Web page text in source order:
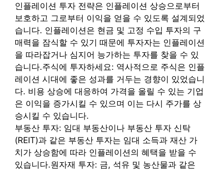
인플레이션 투자 전략은 인플레이션 상승으로부터
보호하고 그로부터 이익을 얻을 수 있도록 설계되었
습니다. 인플레이션은 현금 및 고정 수입 투자의 구
매력을 잠식할 수 있기 때문에 투자자는 인플레이션
을 따라잡거나 심지어 능가하는 투자를 찾을 수 있
습니다.주식에 투자하세요: 역사적으로 주식은 인플
레이션 시대에 좋은 성과를 거두는 경향이 있었습니
다. 비용 상승에 대응하여 가격을 올릴 수 있는 기업
은 이익을 증가시킬 수 있으며 이는 다시 주가를 상
승시킬 수 있습니다.
부동산 투자: 임대 부동산이나 부동산 투자 신탁
(REIT)과 같은 부동산 투자는 임대 소득과 재산 가
치가 상승함에 따라 인플레이션의 혜택을 받을 수
있습니다.원자재 투자: 금, 석유 및 농산물과 같은